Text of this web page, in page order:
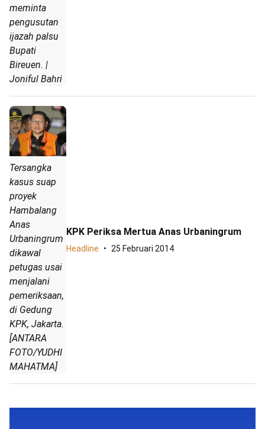
meminta
pengusutan
ijazah palsu
Bupati
Bireuen. |
Joniful Bahri
Tersangka
kasus suap
proyek
Hambalang
Anas
Urbaningrum
dikawal
petugas usai
menjalani
pemeriksaan,
di Gedung
KPK, Jakarta.
[ANTARA
FOTO/YUDHI
MAHATMA]
KPK Periksa Mertua Anas Urbaningrum
Headline 25 Februari 2014